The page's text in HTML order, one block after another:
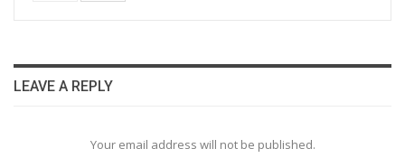
LEAVE A REPLY
Your email address will not be published.